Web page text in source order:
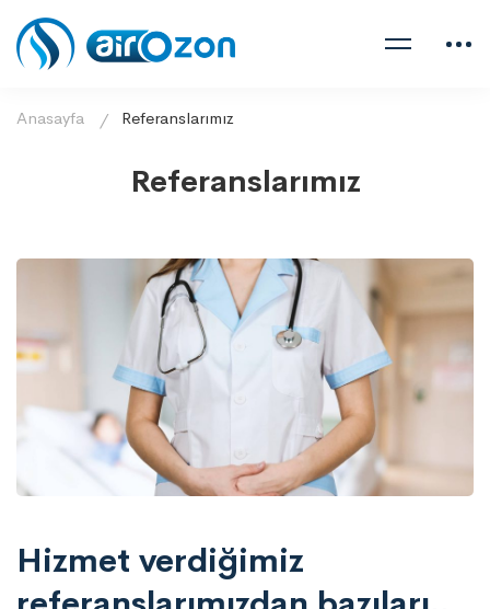
Referanslarımız
Anasayfa Referanslarımız
Hizmet verdiğimiz